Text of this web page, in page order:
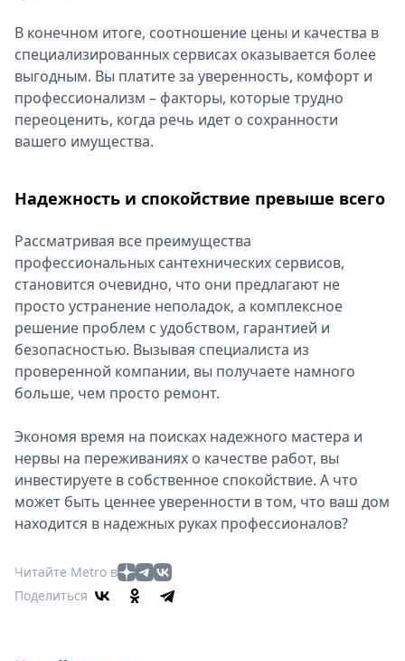
В конечном итоге, соотношение цены и качества в
специализированных сервисах оказывается более
выгодным. Вы платите за уверенность, комфорт и
профессионализм – факторы, которые трудно
переоценить, когда речь идет о сохранности
вашего имущества.
Надежность и спокойствие превыше всего
Рассматривая все преимущества
профессиональных сантехнических сервисов,
становится очевидно, что они предлагают не
просто устранение неполадок, а комплексное
решение проблем с удобством, гарантией и
безопасностью. Вызывая специалиста из
проверенной компании, вы получаете намного
больше, чем просто ремонт.
Экономя время на поисках надежного мастера и
нервы на переживаниях о качестве работ, вы
инвестируете в собственное спокойствие. А что
может быть ценнее уверенности в том, что ваш дом
находится в надежных руках профессионалов?
Читайте Metro в
Поделиться